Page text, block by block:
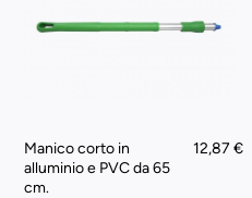
Manico corto in
alluminio e PVC da 65
cm.
12,87 €